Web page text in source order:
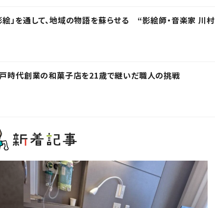
」を通して、地域の物語を蘇らせる “影絵師・音楽家 川村
時代創業の和菓子店を21歳で継いだ職人の挑戦